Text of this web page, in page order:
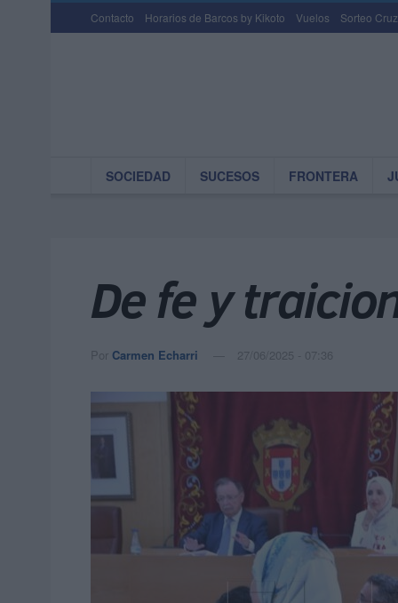
Contacto Horarios de Barcos by Kikoto Vuelos Sorteo
SOCIEDAD SUCESOS FRONTERA
De fe y
Por Carmen Echarri 27/06/2025 - 07:36